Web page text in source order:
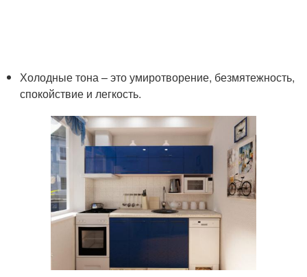
Холодные тона – это умиротворение, безмятежность,
спокойствие и легкость.